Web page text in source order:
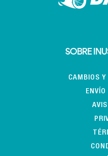
SOBRE
CAMBIOS Y